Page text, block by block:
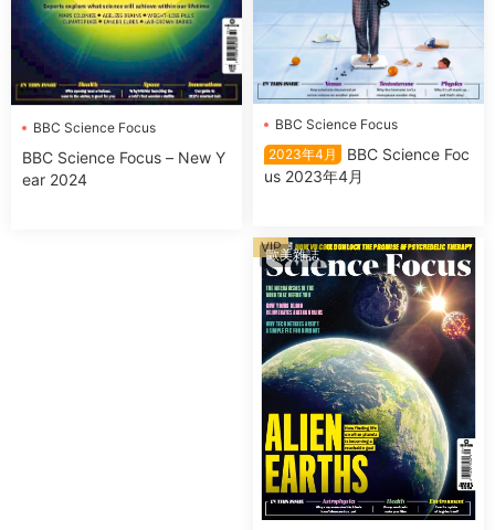
BBC Science Focus
BBC Science Focus – New Y
ear 2024
BBC Science Focus
2023年4月
BBC Science Foc
us 2023年4月
歐美雜誌
VIP